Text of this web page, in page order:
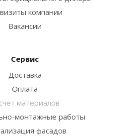
компании
Вакансии
Сервис
Доставка
Оплата
материалов
монтажные работы
фасадов